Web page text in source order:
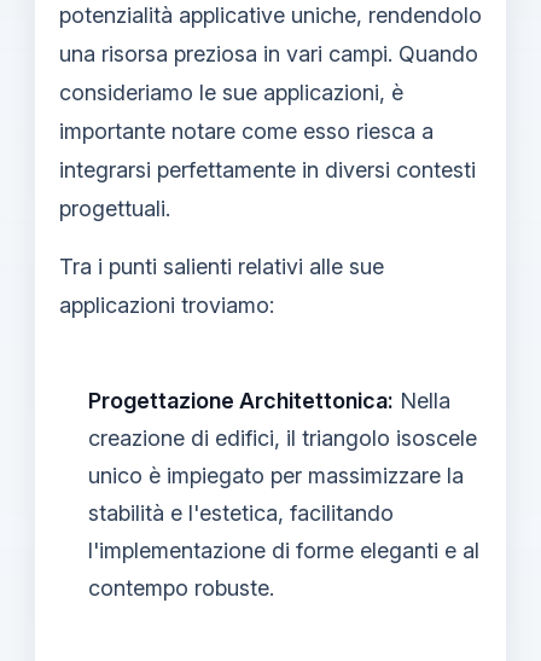
potenzialità applicative uniche, rendendolo
una risorsa preziosa in vari campi. Quando
consideriamo le sue applicazioni, è
importante notare come esso riesca a
integrarsi perfettamente in diversi contesti
progettuali.
Tra i punti salienti relativi alle sue
applicazioni troviamo:
Progettazione Architettonica: Nella
creazione di edifici, il triangolo isoscele
unico è impiegato per massimizzare la
stabilità e l'estetica, facilitando
l'implementazione di forme eleganti e al
contempo robuste.